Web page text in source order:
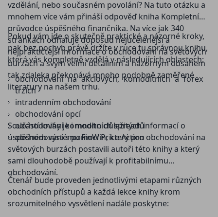
vzdělání, nebo současném povolání? Na tuto otázku a
mnohem více vám přináší odpověď kniha Kompletní
průvodce úspěšného finančníka. Na více jak 340
stránkách odhaluje doposud nejucelenější a
nejpraktičtější informace o obchodování na světových
burzách a svým velmi detailním a názorným obsahem
tak zdaleka překonává mnoho podobně zaměřené
literatury na našem trhu.
Pokud vám jde o skutečně praktické a názorné kroky,
pak bez pochyb právě držíte v ruce tu správnou knihu,
která vás kompletně vzdělá v následujících oblastech:
obchodování na akciových, komoditních a forex
trzích
intradenním obchodování
obchodování opcí
obchodování komoditních spreadů
obchodování s pomocí Price Action
Součástí knihy je i mnoho důležitých informací o
úspěšném systému FinWin, který pro obchodování na
světových burzách postavili autoři této knihy a který
sami dlouhodobě používají k profitabilnímu
obchodování.
Čtenář bude proveden jednotlivými etapami různých
obchodních přístupů a každá lekce knihy krom
srozumitelného vysvětlení nadále poskytne: